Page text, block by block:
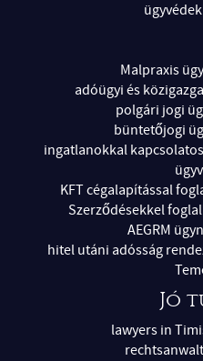
Malpraxis
adóügyi és
polgári jogi
büntetőjogi
ingatlanokkal
KFT cégalapítással
Szerződésekkel
AEGRM
hitel utáni adósság
Jó
lawyers in